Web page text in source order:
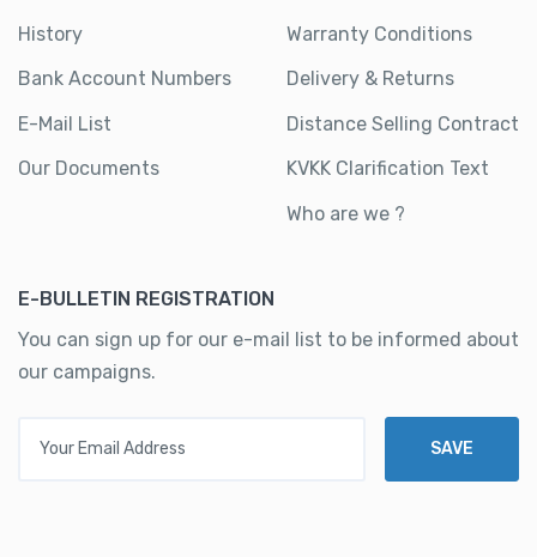
History
Bank Account Numbers
E-Mail List
Our Documents
Warranty Conditions
Delivery & Returns
Distance Selling Contract
KVKK Clarification Text
Who are we ?
E-BULLETIN REGISTRATION
You can sign up for our e-mail list to be informed about
our campaigns.
SAVE